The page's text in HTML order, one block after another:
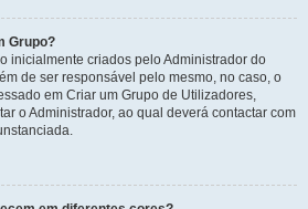
Grupo?
inicialmente criados pelo Administrador do
de ser responsável pelo mesmo, no caso, o
em Criar um Grupo de Utilizadores,
o Administrador, ao qual deverá contactar com